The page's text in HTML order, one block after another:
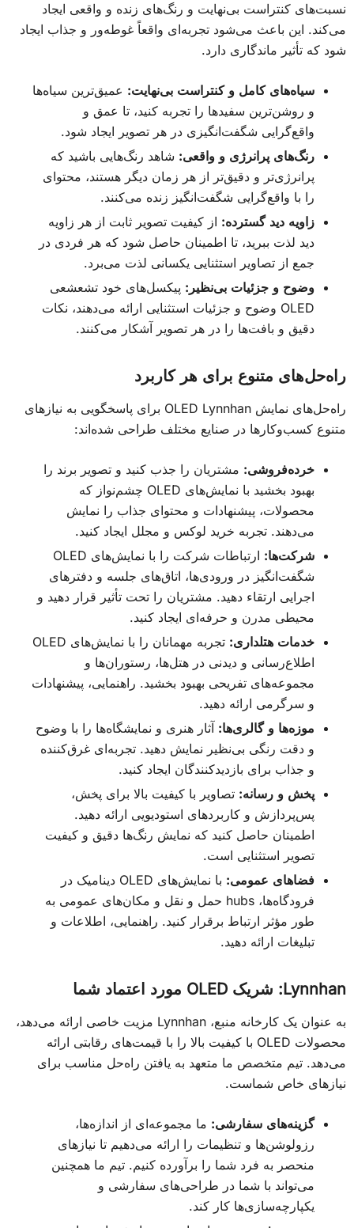
نسبت‌های کنتراست بی‌نهایت و رنگ‌های زنده و واقعی ایجاد
می‌کند. این باعث می‌شود تجربه‌ای واقعاً غوطه‌ور و جذاب ایجاد
شود که تأثير ماندگاری دارد.
سیاه‌های کامل و کنتراست بی‌نهایت: عمیق‌ترین سیاه‌ها
و روشن‌ترین سفیدها را تجربه کنید، تا عمق و
واقع‌گرایی شگفت‌انگیزی در هر تصویر ایجاد شود.
رنگ‌های پرانرژی و واقعی: شاهد رنگ‌هایی باشید که
پرانرژی‌تر و دقیق‌تر از هر زمان دیگر هستند، محتوای
را با واقع‌گرایی شگفت‌انگیز زنده می‌کنند.
زاویه دید گسترده: از کیفیت تصویر ثابت از هر زاویه
دید لذت ببرید، تا اطمینان حاصل شود که هر فردی در
جمع از تصاویر استثنایی یکسانی لذت می‌برد.
وضوح و جزئیات بی‌نظیر: پیکسل‌های خود تشعشعی
OLED وضوح و جزئیات استثنایی ارائه می‌دهند، نکات
دقیق و بافت‌ها را در هر تصویر آشکار می‌کنند.
راه‌حل‌های متنوع برای هر کاربرد
راه‌حل‌های نمایش OLED Lynnhan برای پاسخگویی به نیازهای
متنوع کسب‌وکارها در صنایع مختلف طراحی شده‌اند:
خرده‌فروشی: مشتریان را جذب کنید و تصویر برند را
بهبود بخشید با نمایش‌های OLED چشم‌نواز که
محصولات، پیشنهادات و محتوای جذاب را نمایش
می‌دهند. تجربه خرید لوکس و مجلل ایجاد کنید.
شرکت‌ها:
ارتباطات شرکت را با نمایش‌های OLED
شگفت‌انگیز در ورودی‌ها، اتاق‌های جلسه و دفترهای
اجرایی ارتقاء دهید. مشتریان را تحت تأثیر قرار دهید و
محیطی مدرن و حرفه‌ای ایجاد کنید.
خدمات هتلداری:
تجربه مهمانان را با نمایش‌های OLED
اطلاع‌رسانی و دیدنی در هتل‌ها، رستوران‌ها و
مجموعه‌های تفریحی بهبود بخشید. راهنمایی، پیشنهادات
و سرگرمی ارائه دهید.
موزه‌ها و گالری‌ها: آثار هنری و نمایشگاه‌ها را با وضوح
و دقت رنگی بی‌نظیر نمایش دهید. تجربه‌ای غرق‌کننده
و جذاب برای بازدیدکنندگان ایجاد کنید.
پخش و رسانه: تصاویر با کیفیت بالا برای پخش،
پس‌پردازش و کاربرد‌های استودیویی ارائه دهید.
اطمینان حاصل کنید که نمایش رنگ‌ها دقیق و کیفیت
تصویر استثنایی است.
فضاهای عمومی:
با نمایش‌های OLED دینامیک در
فرودگاه‌ها، hubs حمل و نقل و مکان‌های عمومی به
طور مؤثر ارتباط برقرار کنید. راهنمایی، اطلاعات و
تبلیغات ارائه دهید.
Lynnhan: شریک OLED مورد اعتماد شما
به عنوان یک کارخانه منبع، Lynnhan مزیت خاصی ارائه می‌دهد،
محصولات OLED با کیفیت بالا را با قیمت‌های رقابتی ارائه
می‌دهد. تیم متخصص ما متعهد به یافتن راه‌حل مناسب برای
نیازهای خاص شماست.
گزینه‌های سفارشی: ما مجموعه‌ای از اندازه‌ها،
رزولوشن‌ها و تنظیمات را ارائه می‌دهیم تا نیازهای
منحصر به فرد شما را برآورده کنیم. تیم ما همچنین
می‌تواند با شما در طراحی‌های سفارشی و
یکپارچه‌سازی‌ها کار کند.